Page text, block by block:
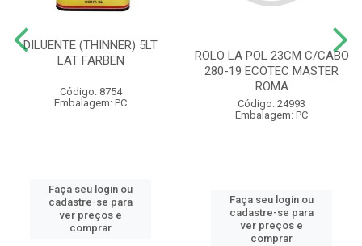
DILUENTE (THINNER) 5LT
LAT FARBEN
Código: 8754
Embalagem: PC
Faça seu login ou
cadastre-se para
ver preços e
comprar
ROLO LA POL 23CM C/CABO
280-19 ECOTEC MASTER
ROMA
Código: 24993
Embalagem: PC
Faça seu login ou
cadastre-se para
ver preços e
comprar